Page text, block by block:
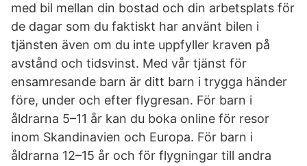
med bil mellan din bostad och din arbetsplats för
de dagar som du faktiskt har använt bilen i
tjänsten även om du inte uppfyller kraven på
avstånd och tidsvinst. Med vår tjänst för
ensamresande barn är ditt barn i trygga händer
före, under och efter flygresan. För barn i
åldrarna 5–11 år kan du boka online för resor
inom Skandinavien och Europa. För barn i
åldrarna 12–15 år och för flygningar till andra